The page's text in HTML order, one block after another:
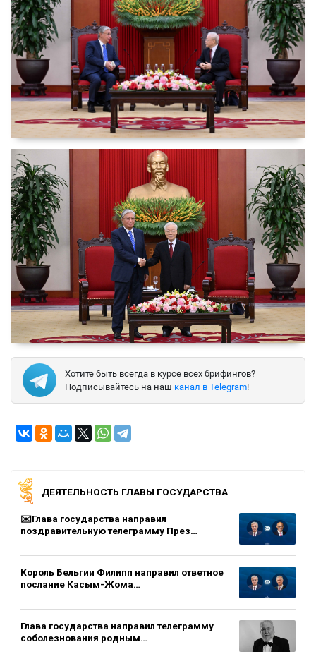
Хотите быть всегда в курсе всех брифингов?
Подписывайтесь на наш канал в Telegram!
ДЕЯТЕЛЬНОСТЬ ГЛАВЫ ГОСУДАРСТВА
✉️Глава государства направил
поздравительную телеграмму През…
Король Бельгии Филипп направил ответное
послание Касым-Жома…
Глава государства направил телеграмму
соболезнования родным…